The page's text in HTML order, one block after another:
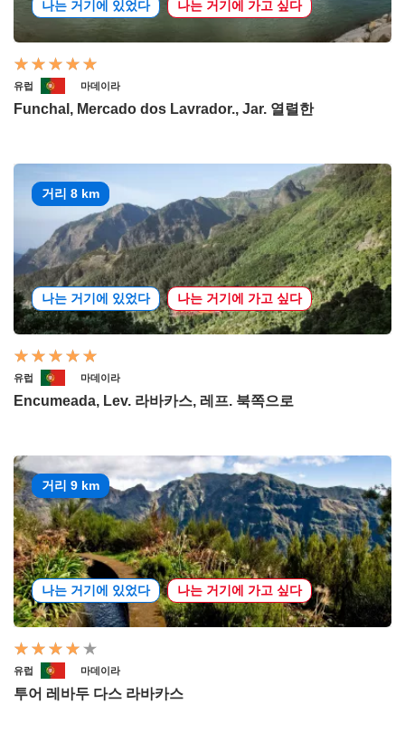
나는 거기에 있었다 나는 거기에 가고 싶다
유럽 마데이라
Funchal, Mercado dos Lavrador., Jar. 열렬한
거리 8 km
나는 거기에 있었다 나는 거기에 가고 싶다
유럽 마데이라
Encumeada, Lev. 라바카스, 레프. 북쪽으로
거리 9 km
나는 거기에 있었다 나는 거기에 가고 싶다
유럽 마데이라
투어 레바두 다스 라바카스